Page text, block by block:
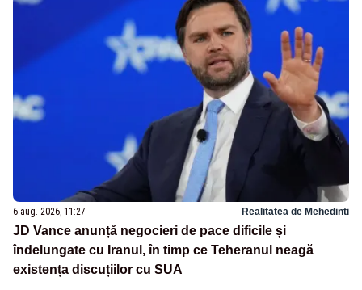
6 aug. 2026, 11:27 Realitatea de Mehedinti
JD Vance anunță negocieri de pace dificile și
îndelungate cu Iranul, în timp ce Teheranul neagă
existența discuțiilor cu SUA